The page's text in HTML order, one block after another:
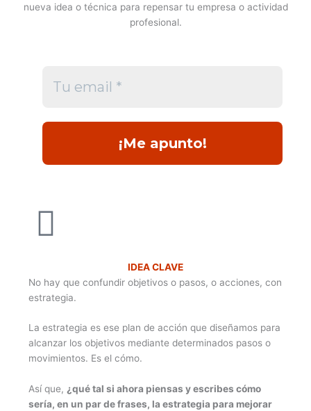
nueva idea o técnica para repensar tu empresa o actividad
profesional.
IDEA CLAVE
No hay que confundir objetivos o pasos, o acciones, con
estrategia.
La estrategia es ese plan de acción que diseñamos para
alcanzar los objetivos mediante determinados pasos o
movimientos. Es el cómo.
Así que,¿qué tal si ahora piensas y escribes cómo
sería, en un par de frases, la estrategia para mejorar